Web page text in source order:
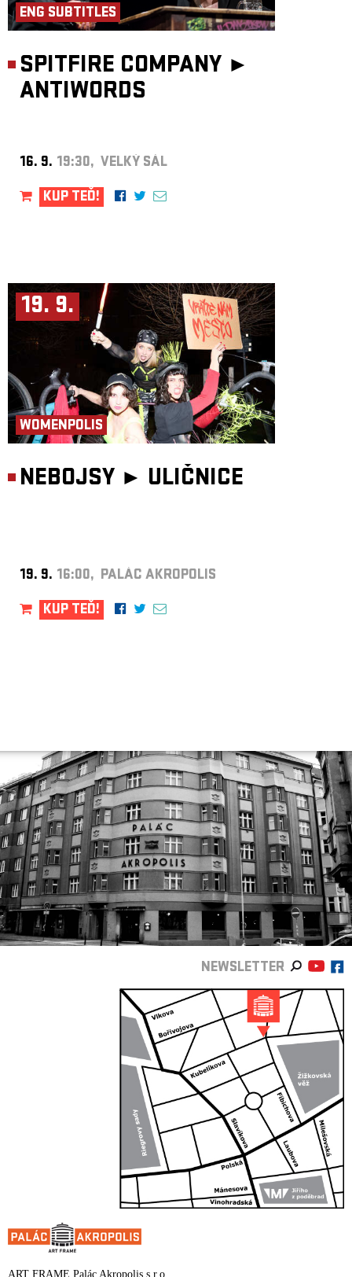
ENG SUBTITLES
SPITFIRE COMPANY ►
ANTIWORDS
16. 9. 19:30, VELKÝ SÁL
KUP TEĎ!
19. 9.
WOMENPOLIS
NEBOJSY ► ULIČNICE
19. 9. 16:00, PALÁC AKROPOLIS
KUP TEĎ!
NEWSLETTER
ART FRAME Palác Akropolis s.r.o.